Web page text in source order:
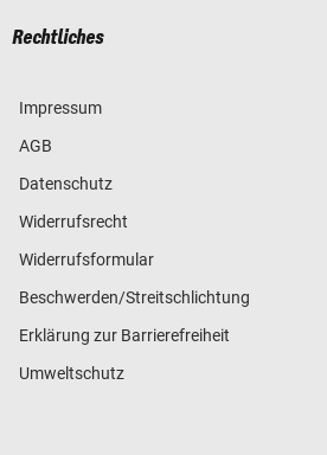
Rechtliches
Impressum
AGB
Datenschutz
Widerrufsrecht
Widerrufsformular
Beschwerden/Streitschlichtung
Erklärung zur Barrierefreiheit
Umweltschutz